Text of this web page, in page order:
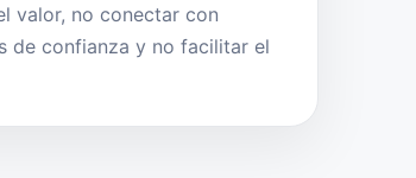
valor, no conectar con
de confianza y no facilitar el